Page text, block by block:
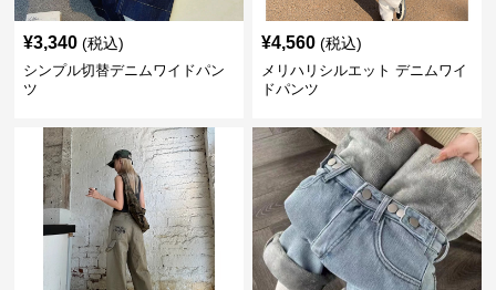
¥3,340 (税込)
シンプル切替デニムワイドパン
ツ
¥4,560 (税込)
メリハリシルエット デニムワイ
ドパンツ